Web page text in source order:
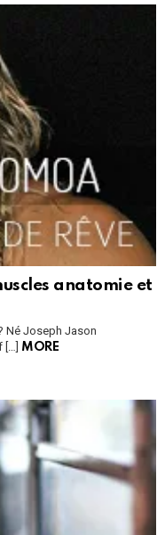
anatomie et
Né Joseph Jason
[…] MORE